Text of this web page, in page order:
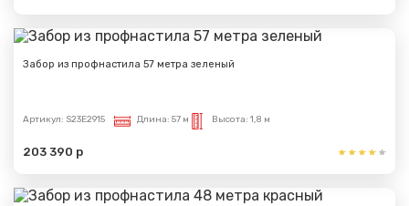
Забор из профнастила 57 метра зеленый
Артикул: S23E2915 Длина: 57 м Высота: 1,8 м
203 390 р